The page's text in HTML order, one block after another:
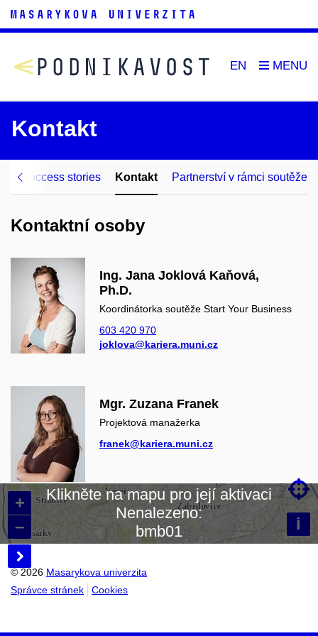
EN
Kontakt
Success stories Kontakt Partnerství v rámci soutěže
Kontaktní osoby
Ing. Jana Joklová Kaňová,
Ph.D.
Koordinátorka soutěže Start Your Business
603 420 970
joklova@kariera.muni.cz
Mgr. Zuzana Franek
Projektová manažerka
franek@kariera.muni.cz
Načítám mapu…
+
–
i


Klikněte na mapu pro její aktivaci
Nenalezeno:
bmb01
© 2026 Masarykova univerzita
Správce stránek
Cookies